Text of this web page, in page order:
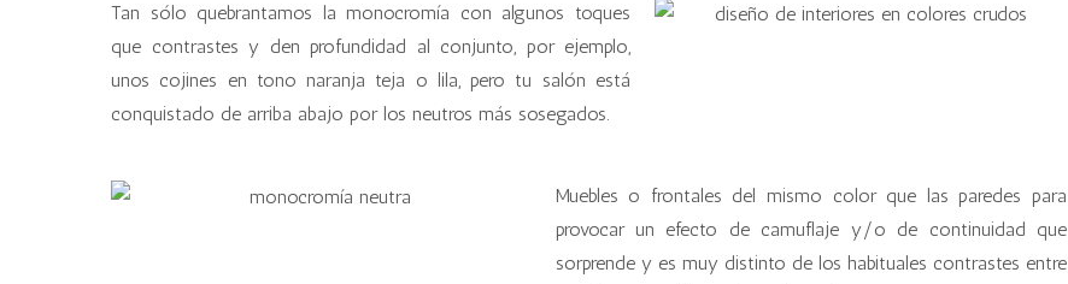
Tan sólo quebrantamos la monocromía con algunos toques
que contrastes y den profundidad al conjunto, por ejemplo,
unos cojines en tono naranja teja o lila, pero tu salón está
conquistado de arriba abajo por los neutros más sosegados.
Muebles o frontales del mismo color que las paredes para
provocar un efecto de camuflaje y/o de continuidad que
sorprende y es muy distinto de los habituales contrastes entre